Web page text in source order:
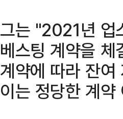
그는 "2021년 업
베스팅 계약을
계약에 따라 잔
이는 정당한 계